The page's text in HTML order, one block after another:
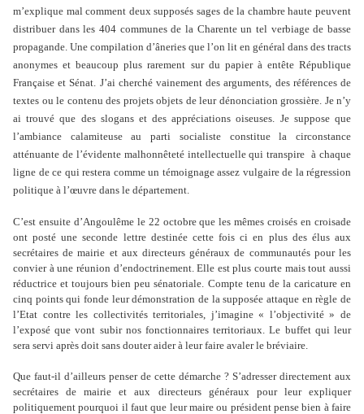
m’explique mal comment deux supposés sages de la chambre haute peuvent
distribuer dans les 404 communes de la Charente un tel verbiage de basse
propagande. Une compilation d’âneries que l’on lit en général dans des tracts
anonymes et beaucoup plus rarement sur du papier à entête République
Française et Sénat. J’ai cherché vainement des arguments, des références de
textes ou le contenu des projets objets de leur dénonciation grossière. Je n’y
ai trouvé que des slogans et des appréciations oiseuses. Je suppose que
l’ambiance calamiteuse au parti socialiste constitue la circonstance
atténuante de l’évidente malhonnêteté intellectuelle qui transpire à chaque
ligne de ce qui restera comme un témoignage assez vulgaire de la régression
politique à l’œuvre dans le département.
C’est ensuite d’Angoulême le 22 octobre que les mêmes croisés en croisade
ont posté une seconde lettre destinée cette fois ci en plus des élus aux
secrétaires de mairie et aux directeurs généraux de communautés pour les
convier à une réunion d’endoctrinement. Elle est plus courte mais tout aussi
réductrice et toujours bien peu sénatoriale. Compte tenu de la caricature en
cinq points qui fonde leur démonstration de la supposée attaque en règle de
l’Etat contre les collectivités territoriales, j’imagine « l’objectivité » de
l’exposé que vont subir nos fonctionnaires territoriaux. Le buffet qui leur
sera servi après doit sans douter aider à leur faire avaler le bréviaire.
Que faut-il d’ailleurs penser de cette démarche ? S’adresser directement aux
secrétaires de mairie et aux directeurs généraux pour leur expliquer
politiquement pourquoi il faut que leur maire ou président pense bien à faire